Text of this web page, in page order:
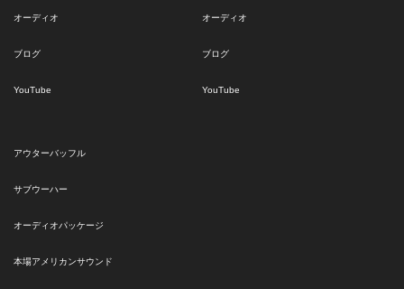
オーディオ
ブログ
YouTube
オーディオ
ブログ
YouTube
アウターバッフル
サブウーハー
オーディオパッケージ
本場アメリカンサウンド